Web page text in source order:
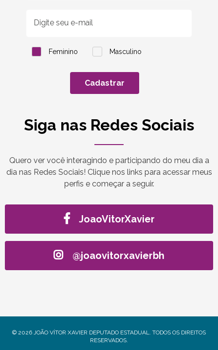
Feminino Masculino
Cadastrar
Siga nas Redes Sociais
Quero ver você interagindo e participando do meu dia a
dia nas Redes Sociais! Clique nos links para acessar meus
perfis e começar a seguir.
JoaoVitorXavier
@joaovitorxavierbh
© 2026 JOÃO VÍTOR XAVIER DEPUTADO ESTADUAL. TODOS OS DIREITOS
RESERVADOS.